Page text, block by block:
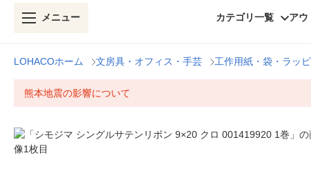
メニュー カテゴリ一覧 アウ
LOHACOホーム 文房具・オフィス・手芸 工作用紙・袋・ラッ
熊本地震の影響について